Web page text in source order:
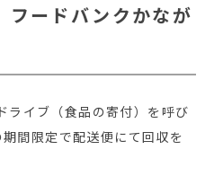
フードバンクかなが
ライブ（食品の寄付）を呼び
間限定で配送便にて回収を